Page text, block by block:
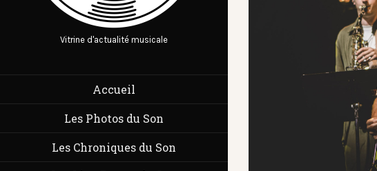
Vitrine d'actualité musicale
Accueil
Les Photos du Son
Les Chroniques du Son